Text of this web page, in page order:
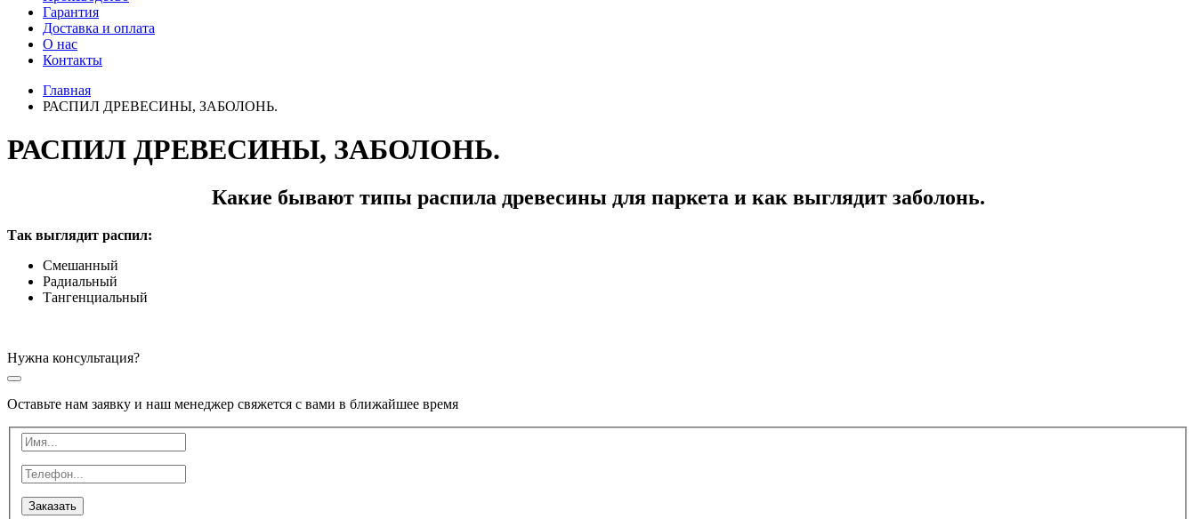
Гарантия
Доставка и оплата
О нас
Контакты
Главная
РАСПИЛ ДРЕВЕСИНЫ, ЗАБОЛОНЬ.
РАСПИЛ ДРЕВЕСИНЫ, ЗАБОЛОНЬ.
Какие бывают типы распила древесины для паркета и как выглядит заболонь.
Так выглядит распил:
Смешанный
Радиальный
Тангенциальный
Нужна консультация?
Оставьте нам заявку и наш менеджер свяжется с вами в ближайшее время
Заказать